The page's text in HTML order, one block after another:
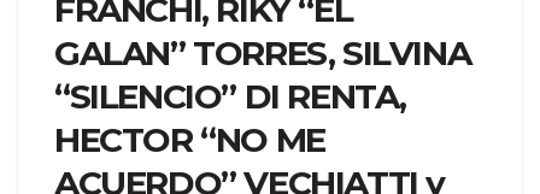
FRANCHI, RIKY “EL
GALAN” TORRES, SILVINA
“SILENCIO” DI RENTA,
HECTOR “NO ME
ACUERDO” VECHIATTI y